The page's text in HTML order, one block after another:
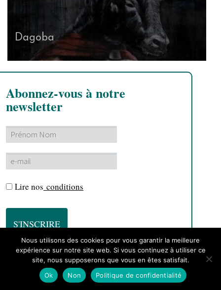
Dagoba
Abonnez-vous à notre
newsletter
Lire nos conditions
Nous utilisons des cookies pour vous garantir la meilleure
expérience sur notre site web. Si vous continuez à utiliser ce
site, nous supposerons que vous en êtes satisfait.
Ok
Non Politique de confidentialité